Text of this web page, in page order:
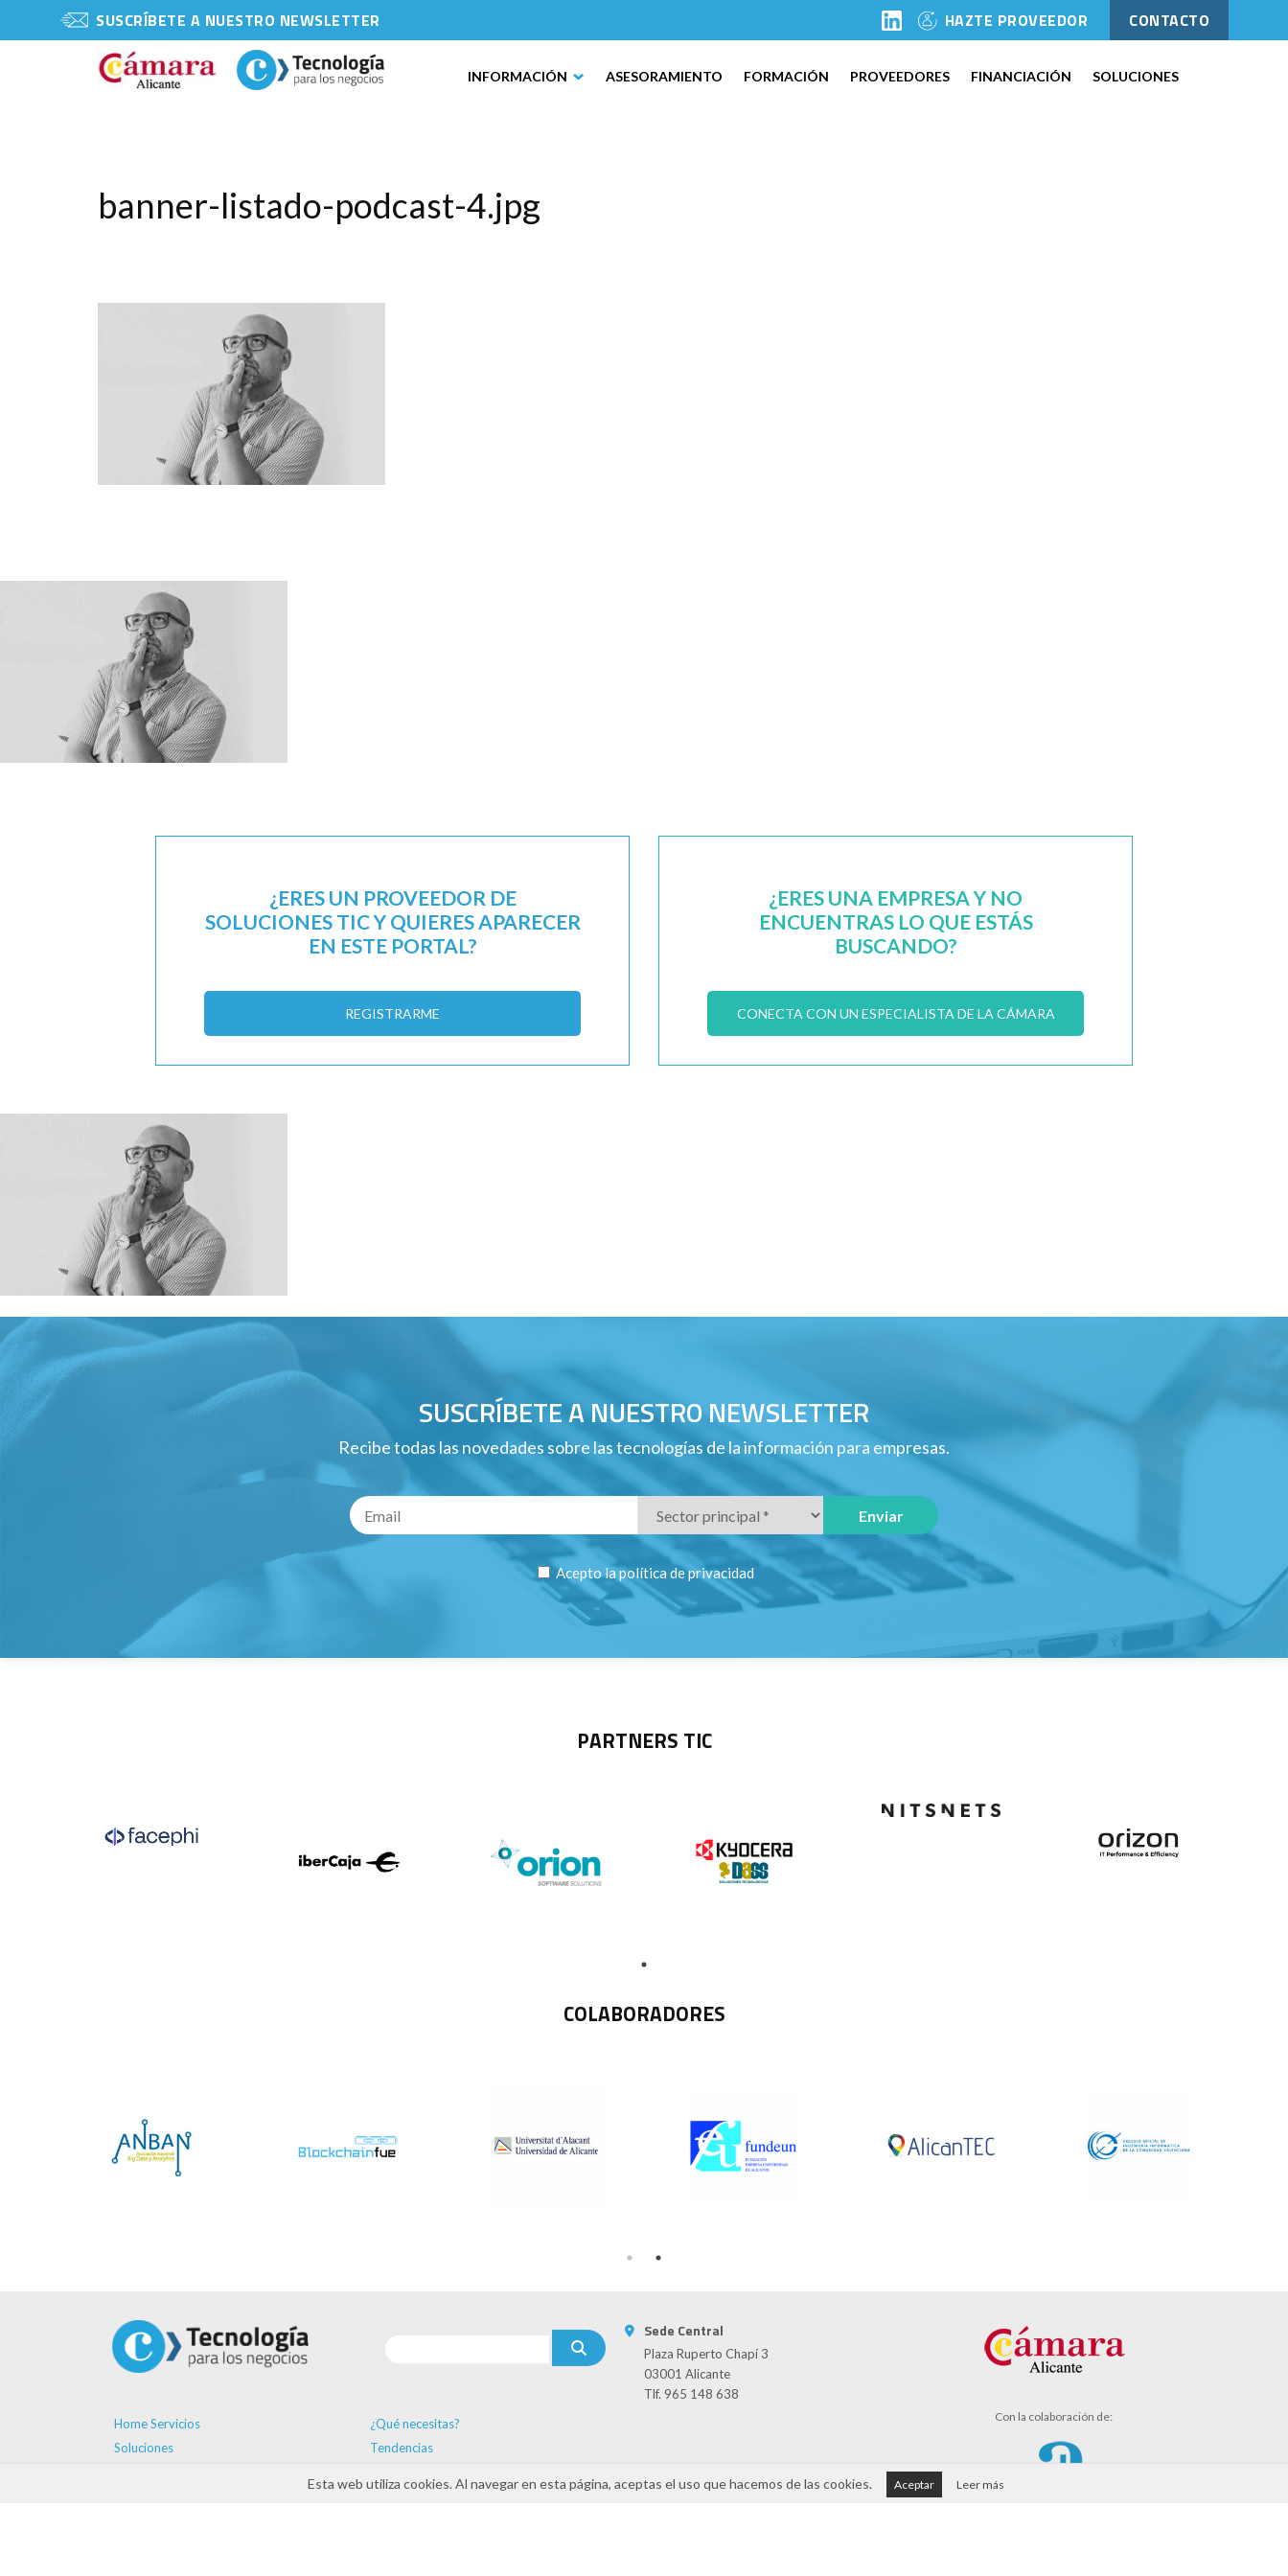
SUSCRÍBETE A NUESTRO NEWSLETTER HAZTE PROVEEDOR CONTACTO
INFORMACIÓN ASESORAMIENTO FORMACIÓN PROVEEDORES FINANCIACIÓN SOLUCIONES
banner-listado-podcast-4.jpg
¿ERES UN PROVEEDOR DE
SOLUCIONES TIC Y QUIERES APARECER
EN ESTE PORTAL?
REGISTRARME
¿ERES UNA EMPRESA Y NO
ENCUENTRAS LO QUE ESTÁS
BUSCANDO?
CONECTA CON UN ESPECIALISTA DE LA CÁMARA
SUSCRÍBETE A NUESTRO NEWSLETTER
Recibe todas las novedades sobre las tecnologías de la información para empresas.
Acepto lapolítica de privacidad
PARTNERS TIC
COLABORADORES
Home Servicios
¿Qué necesitas?
Soluciones
Tendencias
Sede Central
Plaza Ruperto Chapí 3
03001 Alicante
Tlf. 965 148 638
Con la colaboración de:
Esta web utiliza cookies. Al navegar en esta página, aceptas el uso que hacemos de las cookies. Aceptar Leer más